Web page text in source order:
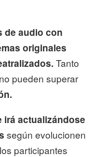
de audio con
originales
Tanto
pueden superar
irá actualizándose
según evolucionen
participantes